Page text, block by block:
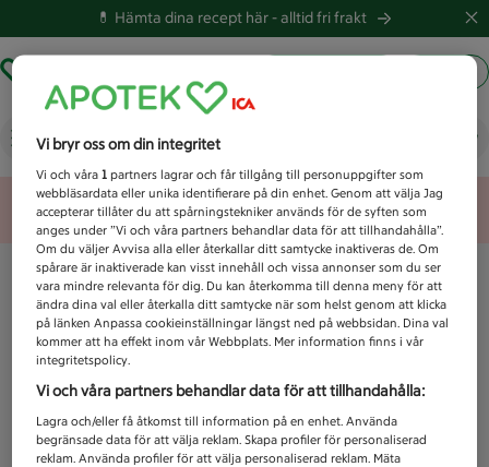
💊 Hämta dina recept här -alltid fri frakt
Vad letar du efter idag?
Unknown error
Vi bryr oss om din integritet
Vi och våra1 partners lagrar och får tillgång till personuppgifter som
webbläsardata eller unika identifierare på din enhet. Genom att välja Jag
accepterar tillåter du att spårningstekniker används för de syften som
anges under ”Vi och våra partners behandlar data för att tillhandahålla”.
Om du väljer Avvisa alla eller återkallar ditt samtycke inaktiveras de. Om
spårare är inaktiverade kan visst innehåll och vissa annonser som du ser
vara mindre relevanta för dig. Du kan återkomma till denna meny för att
ändra dina val eller återkalla ditt samtycke när som helst genom att klicka
på länken Anpassa cookieinställningar längst ned på webbsidan. Dina val
kommer att ha effekt inom vår Webbplats. Mer information finns i vår
integritetspolicy.
Vi och våra partners behandlar data för att tillhandahålla:
Lagra och/eller få åtkomst till information på en enhet. Använda
begränsade data för att välja reklam. Skapa profiler för personaliserad
reklam. Använda profiler för att välja personaliserad reklam. Mäta